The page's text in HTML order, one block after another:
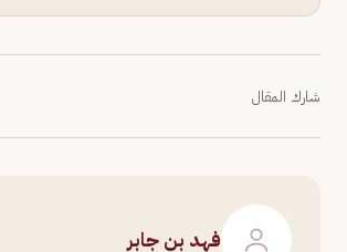
شارك المقال
فهد بن جابر